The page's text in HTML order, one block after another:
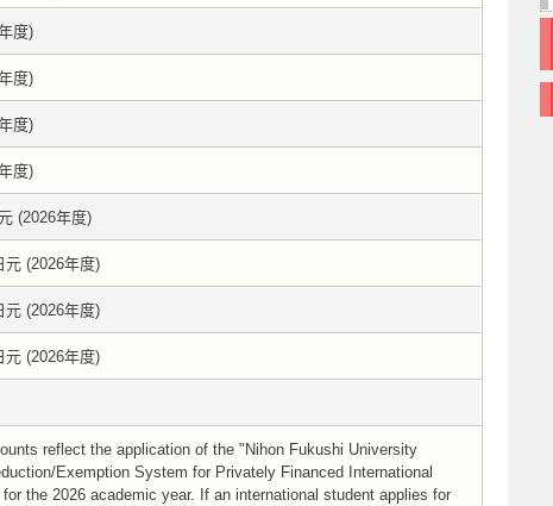
度)
度)
度)
度)
(2026年度)
元 (2026年度)
元 (2026年度)
元 (2026年度)
reflect the application of the "Nihon Fukushi University
Exemption System for Privately Financed International
the 2026 academic year. If an international student applies for